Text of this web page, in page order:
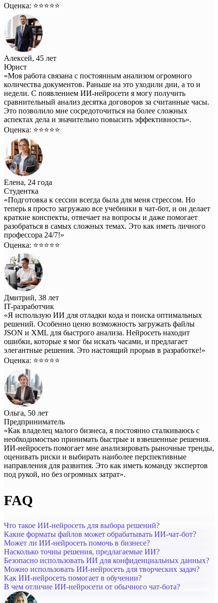
Оценка: ⭐️⭐️⭐️⭐️⭐️
Алексей, 45 лет
Юрист
«Моя работа связана с постоянным анализом огромного
количества документов. Раньше на это уходили дни, а то и
недели. С появлением ИИ-нейросети я могу получить
сравнительный анализ десятка договоров за считанные часы.
Это позволило мне сосредоточиться на более сложных
аспектах дела и значительно повысить эффективность».
Оценка: ⭐️⭐️⭐️⭐️⭐️
Елена, 24 года
Студентка
«Подготовка к сессии всегда была для меня стрессом. Но
теперь я просто загружаю все учебники в чат-бот, и он делает
краткие конспекты, отвечает на вопросы и даже помогает
разобраться в самых сложных темах. Это как иметь личного
профессора 24/7!»
Оценка: ⭐️⭐️⭐️⭐️⭐️
Дмитрий, 38 лет
IT-разработчик
«Я использую ИИ для отладки кода и поиска оптимальных
решений. Особенно ценю возможность загружать файлы
JSON и XML для быстрого анализа. Нейросеть находит
ошибки, которые я мог бы искать часами, и предлагает
элегантные решения. Это настоящий прорыв в разработке!»
Оценка: ⭐️⭐️⭐️⭐️⭐️
Ольга, 50 лет
Предприниматель
«Как владелец малого бизнеса, я постоянно сталкиваюсь с
необходимостью принимать быстрые и взвешенные решения.
ИИ-нейросеть помогает мне анализировать рыночные тренды,
оценивать риски и выбирать наиболее перспективные
направления для развития. Это как иметь команду экспертов
под рукой, но без огромных затрат».
FAQ
Что такое ИИ-нейросеть для выбора решений?
Какие форматы файлов может обрабатывать ИИ-чат-бот?
Может ли ИИ-нейросеть помочь в бизнесе?
Насколько точны решения, предлагаемые ИИ?
Безопасно использовать ИИ для конфиденциальных данных?
Можно использовать ИИ-нейросеть для творческих задач?
Как ИИ-нейросеть помогает в обучении?
В чем отличие ИИ-нейросети от обычного чат-бота?